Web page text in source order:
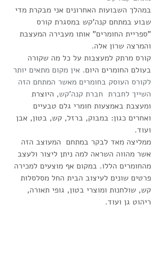
במהלך השבועות האחרונים אני מבקרת מדי
שבוע במתחם קנה'קש במסגרת קורס
"ספריית החומרים" אותו מעבירה המעצבת
והמרצה שרון אלה.
קורס מרתק למעצבות על כל מה שקורה
בעולם החומרים היום. אין מקום מתאים יותר
לקורס העוסק בחומרים מאשר המתחם הזה
השייך לחברת  חברת קנה'קש, היוצרת
ומעצבת באמצעות חומרי גלם טבעיים
ואחרים כגון: במבוק, ברזל, קש, בטון, אבן
ועוד.
ממליצה מאד לבקר במתחם  המעוצב הזה
אשר מהווה השראה למה ניתן ליצור ולעצב
מהחומרים הללו. במקום אף מוצעים למכירה
פרטים שונים לעיצוב הבית החל מסלסלות
קש, שולחנות ומוצרי בטון, גופי תאורה,
ריהוט גן ועוד.